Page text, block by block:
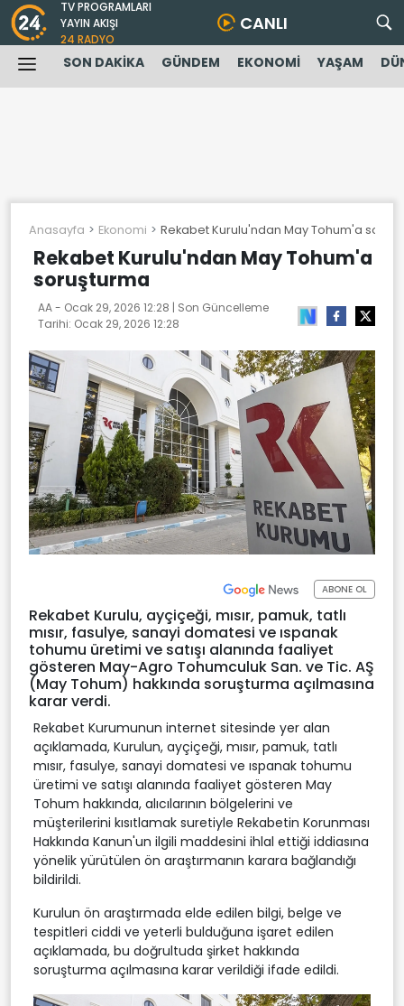
TV PROGRAMLARI
YAYIN AKIŞI
24 RADYO
CANLI
SON DAKİKA GÜNDEM EKONOMİ YAŞAM
Anasayfa Ekonomi Rekabet Kurulu'ndan May Tohum'a
Rekabet Kurulu'ndan May Tohum'a
soruşturma
AA - Ocak 29, 2026 12:28 | Son Güncelleme
Tarihi: Ocak 29, 2026 12:28
ABONE OL
Rekabet Kurulu, ayçiçeği, mısır, pamuk, tatlı
mısır, fasulye, sanayi domatesi ve ıspanak
tohumu üretimi ve satışı alanında faaliyet
gösteren May-Agro Tohumculuk San. ve Tic. AŞ
(May Tohum) hakkında soruşturma açılmasına
karar verdi.
Rekabet Kurumunun internet sitesinde yer alan
açıklamada, Kurulun, ayçiçeği, mısır, pamuk, tatlı
mısır, fasulye, sanayi domatesi ve ıspanak tohumu
üretimi ve satışı alanında faaliyet gösteren May
Tohum hakkında, alıcılarının bölgelerini ve
müşterilerini kısıtlamak suretiyle Rekabetin Korunması
Hakkında Kanun'un ilgili maddesini ihlal ettiği iddiasına
yönelik yürütülen ön araştırmanın karara bağlandığı
bildirildi.
Kurulun ön araştırmada elde edilen bilgi, belge ve
tespitleri ciddi ve yeterli bulduğuna işaret edilen
açıklamada, bu doğrultuda şirket hakkında
soruşturma açılmasına karar verildiği ifade edildi.